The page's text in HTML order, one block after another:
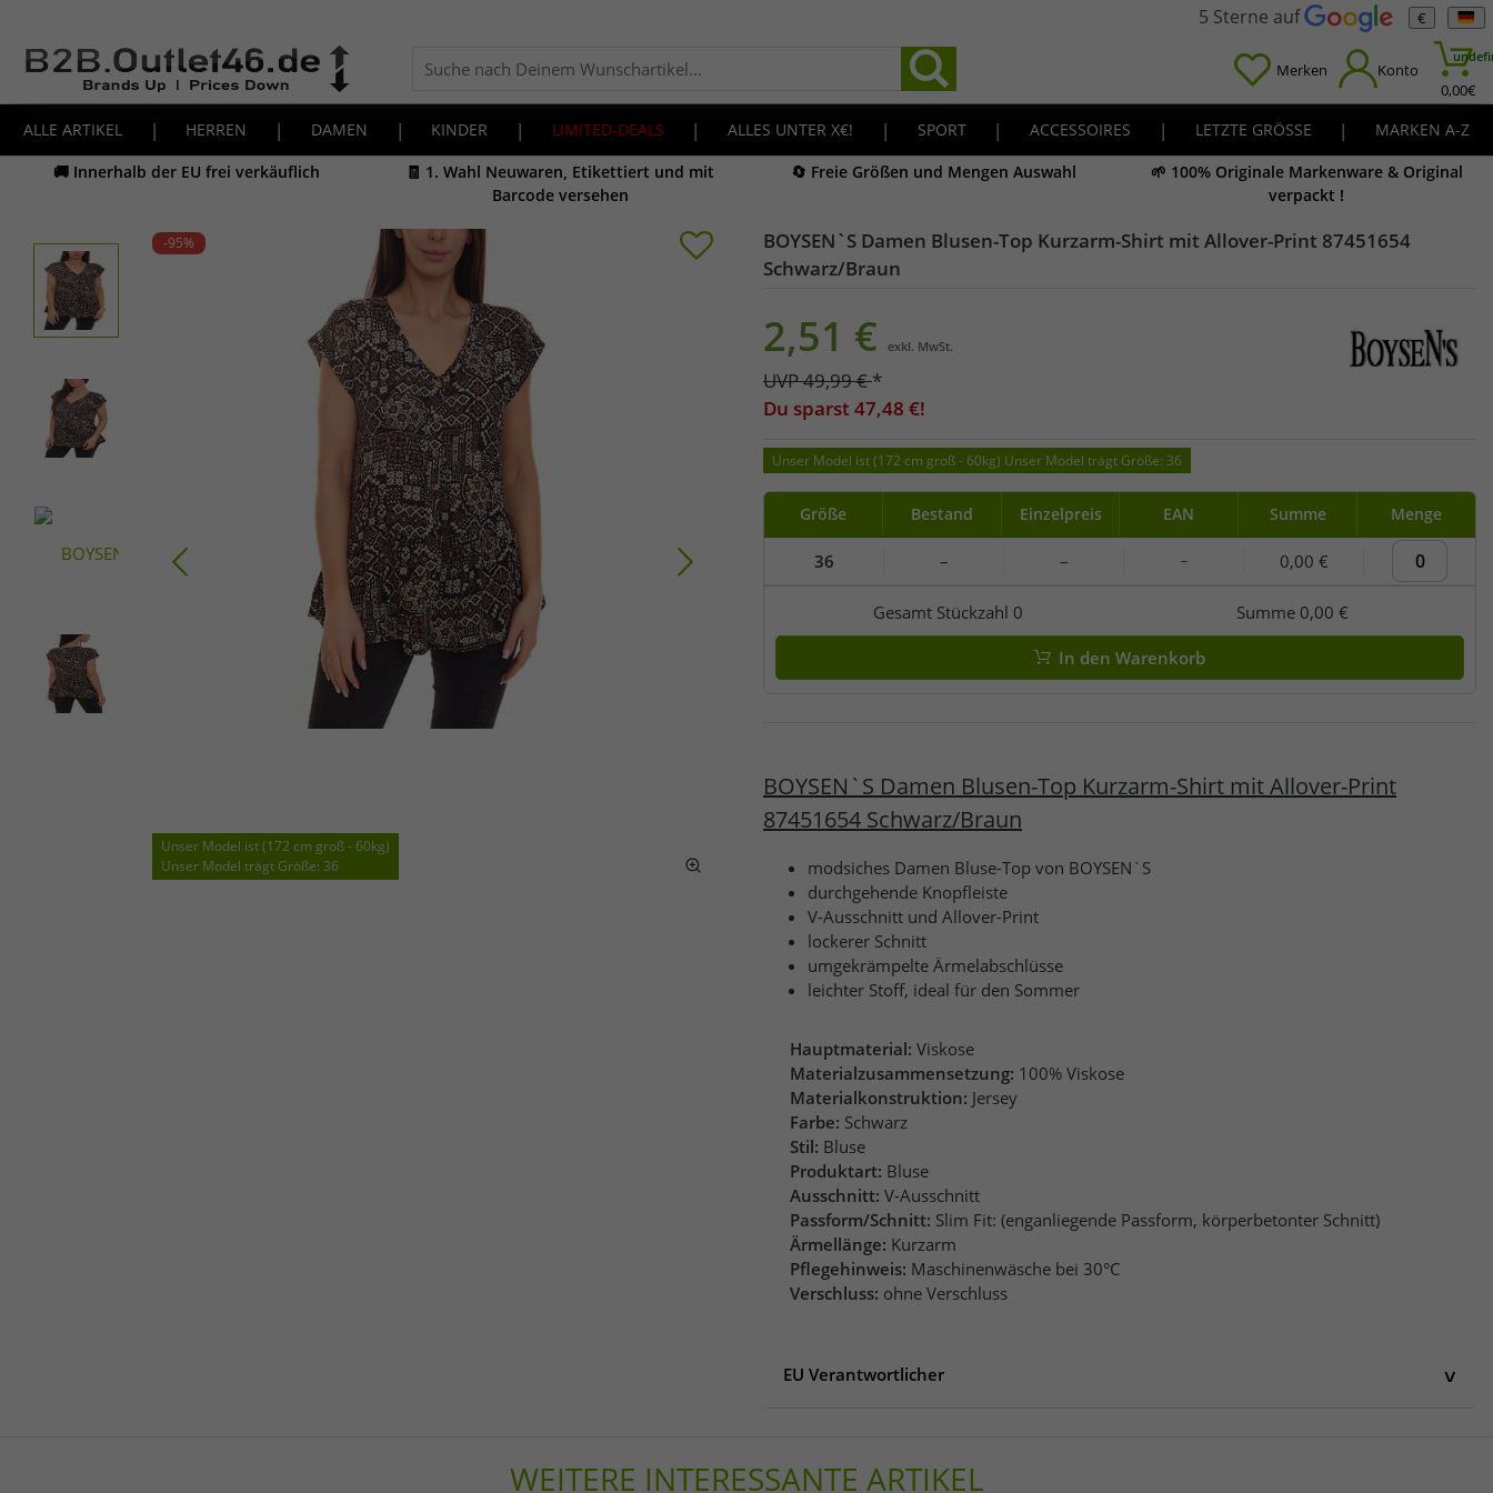
5 Sterne auf €
Merken Konto
0,00€
ALLE ARTIKEL | HERREN | DAMEN | KINDER | LIMITED-DEALS | ALLES UNTER X€! | SPORT | ACCESSOIRES | LETZTE GRÖSSE |
MARKEN A-Z
🚚 Innerhalb der EU frei verkäuflich
🧾 1. Wahl Neuwaren, Etikettiert und mit
Barcode versehen
🔄 Freie Größen und Mengen Auswahl
🌱 100% Originale Markenware & Original
verpackt !
-95%
Unser Model ist (172 cm groß - 60kg)
Unser Model trägt Größe: 36
BOYSEN`S Damen Blusen-Top Kurzarm-Shirt mit Allover-Print 87451654
Schwarz/Braun
2,51 € exkl. MwSt.
UVP49,99€*
Du sparst 47,48 €!
Unser Model ist (172 cm groß - 60kg) Unser Model trägt Größe: 36
Größe Bestand Einzelpreis EAN Summe Menge
36 – – – 0,00 €
Gesamt Stückzahl 0 Summe 0,00 €
In den Warenkorb
BOYSEN`S Damen Blusen-Top Kurzarm-Shirt mit Allover-Print
87451654 Schwarz/Braun
modsiches Damen Bluse-Top von BOYSEN`S
durchgehende Knopfleiste
V-Ausschnitt und Allover-Print
lockerer Schnitt
umgekrämpelte Ärmelabschlüsse
leichter Stoff, ideal für den Sommer
Hauptmaterial: Viskose
Materialzusammensetzung: 100% Viskose
Materialkonstruktion: Jersey
Farbe: Schwarz
Stil: Bluse
Produktart: Bluse
Ausschnitt: V-Ausschnitt
Passform/Schnitt: Slim Fit: (enganliegende Passform, körperbetonter Schnitt)
Ärmellänge: Kurzarm
Pflegehinweis: Maschinenwäsche bei 30°C
Verschluss: ohne Verschluss
EU Verantwortlicher
Werner-Otto-Straße 1-7
WEITERE INTERESSANTE ARTIKEL